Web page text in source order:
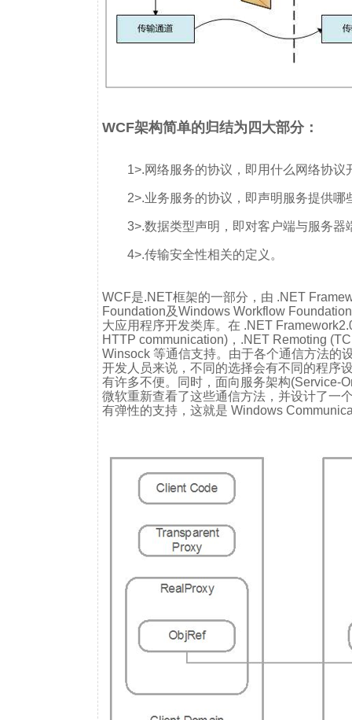
WCF架构简单的归结为四大部分：
1>.网络服务的协议，即用什么网络协议
2>.业务服务的协议，即声明服务提供哪
3>.数据类型声明，即对客户端与服务
4>.传输安全性相关的定义。
WCF是.NET框架的一部分，由 .NET
Foundation及Windows Workflow
大应用程序开发类库。在 .NET
HTTP communication)，.NET Remoting
Winsock 等通信支持。由于各个通信方法的
开发人员来说，不同的选择会有不同的程序
有许多不便。同时，面向服务架构(Service-
微软重新查看了这些通信方法，并设计了一
有弹性的支持，这就是 Windows